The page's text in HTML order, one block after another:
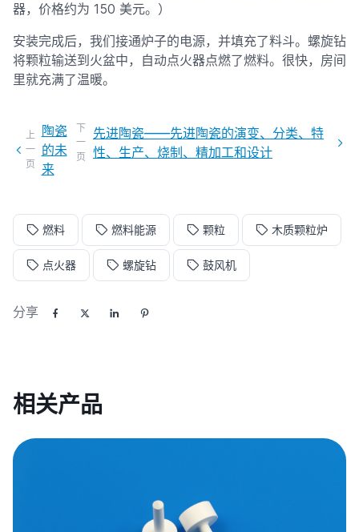
器，价格约为 150 美元。）
安装完成后，我们接通炉子的电源，并填充了料斗。螺旋钻
将颗粒输送到火盆中，自动点火器点燃了燃料。很快，房间
里就充满了温暖。
上
一
页
陶瓷
的未
来
下
一
页
先进陶瓷——先进陶瓷的演变、分类、特
性、生产、烧制、精加工和设计
燃料 燃料能源 颗粒 木质颗粒炉
点火器 螺旋钻 鼓风机
分享
相关产品